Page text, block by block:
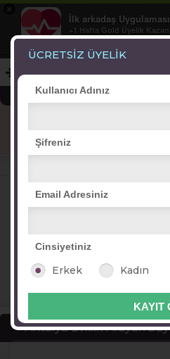
×
İlk arkadaş Uygulaması
+1 Hafta Gold Üyelik Kazan
Bedava - com.ilk.arkadas
Online Erkekler(386)
fulden selin
Antalya Evlilik Arayan
ÜCRETSİZ ÜYELİK
Kullanıcı Adınız
Şifreniz
Email Adresiniz
Cinsiyetiniz
Erkek Kadın